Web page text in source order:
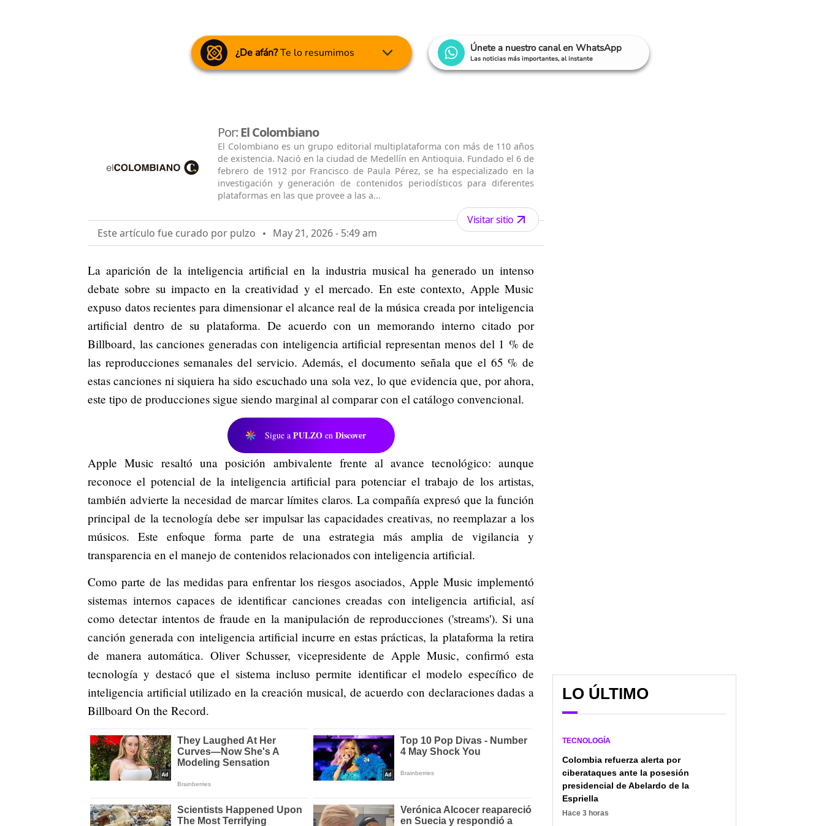
¿De afán?Te lo resumimos Únete a nuestro canal en WhatsApp
Las noticias más importantes, al instante
Por:El Colombiano
El Colombiano es un grupo editorial multiplataforma con más de 110 años
de existencia. Nació en la ciudad de Medellín en Antioquia. Fundado el 6 de
febrero de 1912 por Francisco de Paula Pérez, se ha especializado en la
investigación y generación de contenidos periodísticos para diferentes
plataformas en las que provee a las a...
Este artículo fue curado por pulzo May 21, 2026 - 5:49 am
Visitar sitio
La aparición de la inteligencia artificial en la industria musical ha generado un intenso
debate sobre su impacto en la creatividad y el mercado. En este contexto, Apple Music
expuso datos recientes para dimensionar el alcance real de la música creada por inteligencia
artificial dentro de su plataforma. De acuerdo con un memorando interno citado por
Billboard, las canciones generadas con inteligencia artificial representan menos del 1 % de
las reproducciones semanales del servicio. Además, el documento señala que el 65 % de
estas canciones ni siquiera ha sido escuchado una sola vez, lo que evidencia que, por ahora,
este tipo de producciones sigue siendo marginal al comparar con el catálogo convencional.
Sigue a PULZO en Discover
Apple Music resaltó una posición ambivalente frente al avance tecnológico: aunque
reconoce el potencial de la inteligencia artificial para potenciar el trabajo de los artistas,
también advierte la necesidad de marcar límites claros. La compañía expresó que la función
principal de la tecnología debe ser impulsar las capacidades creativas, no reemplazar a los
músicos. Este enfoque forma parte de una estrategia más amplia de vigilancia y
transparencia en el manejo de contenidos relacionados con inteligencia artificial.
Como parte de las medidas para enfrentar los riesgos asociados, Apple Music implementó
sistemas internos capaces de identificar canciones creadas con inteligencia artificial, así
como detectar intentos de fraude en la manipulación de reproducciones ('streams'). Si una
canción generada con inteligencia artificial incurre en estas prácticas, la plataforma la retira
de manera automática. Oliver Schusser, vicepresidente de Apple Music, confirmó esta
tecnología y destacó que el sistema incluso permite identificar el modelo específico de
inteligencia artificial utilizado en la creación musical, de acuerdo con declaraciones dadas a
Billboard On the Record.
LO ÚLTIMO
TECNOLOGÍA
Colombia refuerza alerta por
ciberataques ante la posesión
presidencial de Abelardo de la
Espriella
Hace 3 horas